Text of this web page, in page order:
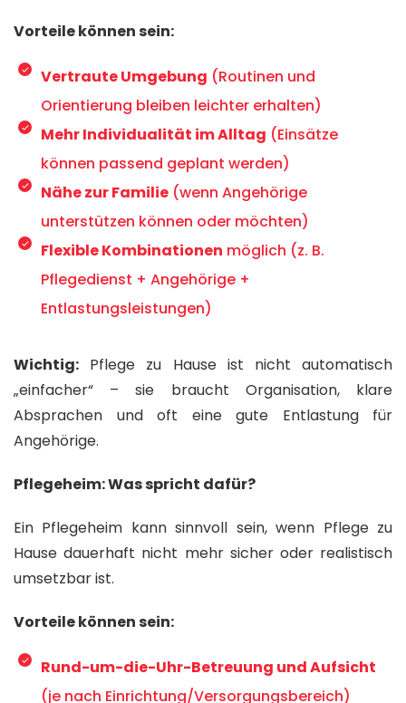
Vorteile können sein:
Vertraute Umgebung (Routinen und
Orientierung bleiben leichter erhalten)
Mehr Individualität im Alltag (Einsätze
können passend geplant werden)
Nähe zur Familie (wenn Angehörige
unterstützen können oder möchten)
Flexible Kombinationen möglich (z. B.
Pflegedienst + Angehörige +
Entlastungsleistungen)
Wichtig: Pflege zu Hause ist nicht automatisch
„einfacher“ – sie braucht Organisation, klare
Absprachen und oft eine gute Entlastung für
Angehörige.
Pflegeheim: Was spricht dafür?
Ein Pflegeheim kann sinnvoll sein, wenn Pflege zu
Hause dauerhaft nicht mehr sicher oder realistisch
umsetzbar ist.
Vorteile können sein:
Rund-um-die-Uhr-Betreuung und Aufsicht
(je nach Einrichtung/Versorgungsbereich)